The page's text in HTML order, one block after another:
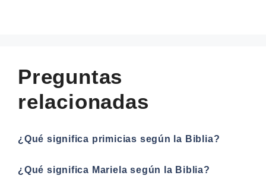
Preguntas
relacionadas
¿Qué significa primicias según la Biblia?
¿Qué significa Mariela según la Biblia?